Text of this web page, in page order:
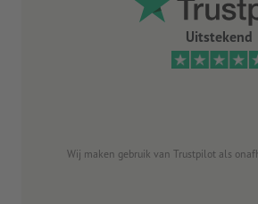
Uitstekend
Wij maken gebruik van Trustpilot als